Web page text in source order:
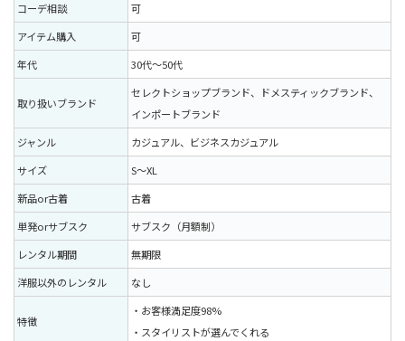
コーデ相談
可
アイテム購入
可
年代
30代〜50代
取り扱いブランド
セレクトショップブランド、ドメスティックブランド、
インポートブランド
ジャンル
カジュアル、ビジネスカジュアル
サイズ
S〜XL
新品or古着
古着
単発orサブスク
サブスク（月額制）
レンタル期間
無期限
洋服以外のレンタル
なし
特徴
・お客様満足度98%
・スタイリストが選んでくれる